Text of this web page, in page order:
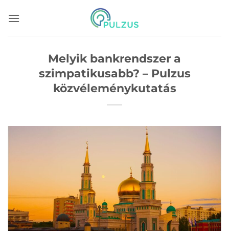
Melyik bankrendszer a
szimpatikusabb? – Pulzus
közvéleménykutatás